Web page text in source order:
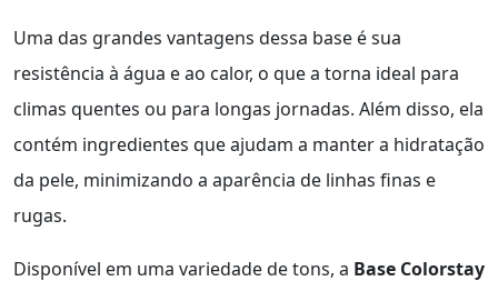
Uma das grandes vantagens dessa base é sua
resistência à água e ao calor, o que a torna ideal para
climas quentes ou para longas jornadas. Além disso, ela
contém ingredientes que ajudam a manter a hidratação
da pele, minimizando a aparência de linhas finas e
rugas.
Disponível em uma variedade de tons, a Base Colorstay